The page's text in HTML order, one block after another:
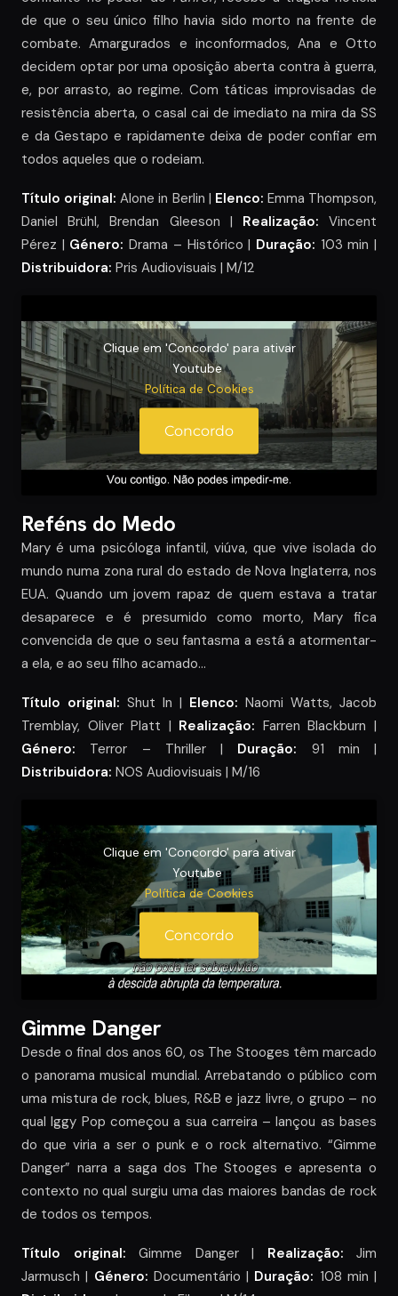
de que o seu único filho havia sido morto na frente de
combate. Amargurados e inconformados, Ana e Otto
decidem optar por uma oposição aberta contra à guerra,
e, por arrasto, ao regime. Com táticas improvisadas de
resistência aberta, o casal cai de imediato na mira da SS
e da Gestapo e rapidamente deixa de poder confiar em
todos aqueles que o rodeiam.
Título original: Alone in Berlin | Elenco: Emma Thompson,
Daniel Brühl, Brendan Gleeson | Realização: Vincent
Pérez | Género: Drama – Histórico | Duração: 103 min |
Distribuidora: Pris Audiovisuais | M/12
Clique em 'Concordo' para ativar
Youtube
Política de Cookies
Concordo
Reféns do Medo
Mary é uma psicóloga infantil, viúva, que vive isolada do
mundo numa zona rural do estado de Nova Inglaterra, nos
EUA. Quando um jovem rapaz de quem estava a tratar
desaparece e é presumido como morto, Mary fica
convencida de que o seu fantasma a está a atormentar-
a ela, e ao seu filho acamado…
Título original: Shut In | Elenco: Naomi Watts, Jacob
Tremblay, Oliver Platt | Realização: Farren Blackburn |
Género: Terror – Thriller | Duração: 91 min |
Distribuidora: NOS Audiovisuais | M/16
Clique em 'Concordo' para ativar
Youtube
Política de Cookies
Concordo
Gimme Danger
Desde o final dos anos 60, os The Stooges têm marcado
o panorama musical mundial. Arrebatando o público com
uma mistura de rock, blues, R&B e jazz livre, o grupo – no
qual Iggy Pop começou a sua carreira – lançou as bases
do que viria a ser o punk e o rock alternativo. “Gimme
Danger” narra a saga dos The Stooges e apresenta o
contexto no qual surgiu uma das maiores bandas de rock
de todos os tempos.
Título original: Gimme Danger | Realização: Jim
Jarmusch | Género: Documentário | Duração: 108 min |